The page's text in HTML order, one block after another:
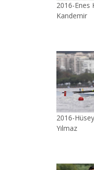
2016-Enes
Kandemir
2016-
Yılmaz